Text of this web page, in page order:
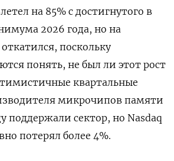
на 85% с достигнутого в
2026 года, но на
поскольку
понять, не был ли этот рост
квартальные
микрочипов памяти
поддержали сектор, но Nasdaq
потерял более 4%.